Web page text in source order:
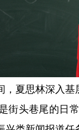
，夏思林深入
街头巷尾的日